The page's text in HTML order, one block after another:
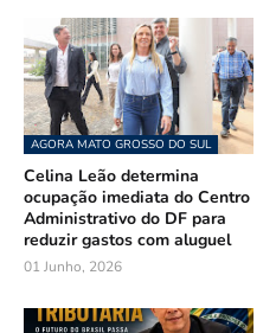
AGORA MATO GROSSO DO SUL
Celina Leão determina
ocupação imediata do Centro
Administrativo do DF para
reduzir gastos com aluguel
01 Junho, 2026